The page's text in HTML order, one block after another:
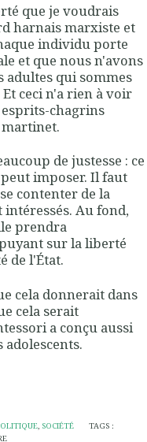
que je voudrais
harnais marxiste et
individu porte
et que nous n'avons
adultes qui sommes
ceci n'a rien à voir
esprits-chagrins
de justesse : ce
imposer. Il faut
contenter de la
Au fond,
prendra
sur la liberté
de l'État.
cela donnerait dans
cela serait
a conçu aussi
, SOCIÉTÉ
TAGS :